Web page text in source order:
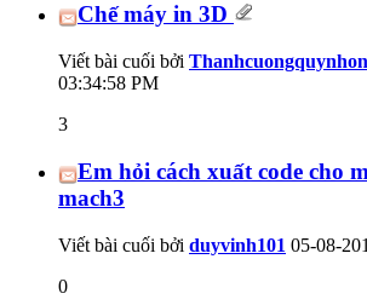
Chế máy in 3D
Viết bài cuối bởi Thanhcuongquynhon
03:34:58 PM
3
Em hỏi cách xuất code cho
mach3
Viết bài cuối bởi duyvinh101 05-08-
0